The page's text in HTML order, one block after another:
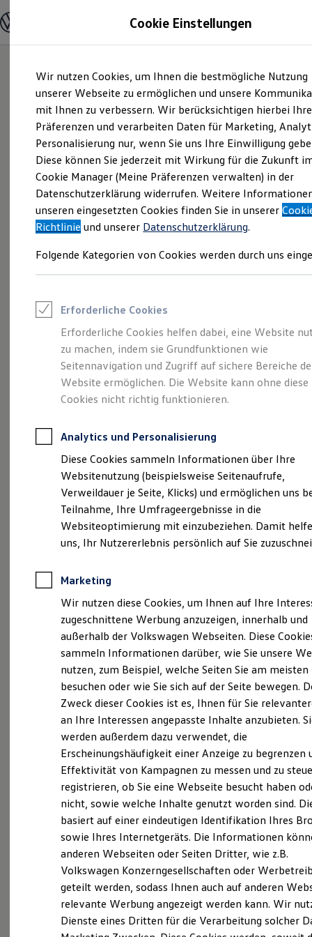
Hauptinhalt
springen
Footer
springen
Modelle und Konfigurator
Modelle vergleichen
Elektroautos
ENERGY Sondermodelle
Nutzfahrzeuge
SUV und CUV
Familienautos
Kombis
Kompaktwagen
Sportwagen
Schnell verfügbare Fahrzeuge
Angebote und Produkte
Aktuelle Angebote
E-Auto-Förderung
Volkswagen Marktplatz
Junge Gebrauchtwagen und Gebrauchtwagen
Saisonangebote
Leasing
Leasing-Angebote
Gebrauchtwagen Leasing
Junge Gebrauchtwagen-Leasing
Elektroauto Leasing
Kleinwagen-Leasing
Leasing ohne Anzahlung
Autokredit mit Schlussrate
Versicherungen und Garantien
Kfz-Versicherung
Restschuldversicherungen
Garantien
Wartungsverträge
Geschäftskunden
Professional Class bei Volkswagen
Großkunden
Behörden
Anpfiff zum Gewinn
Elektroautos
ID. Tutorials
Elektrofahrzeugkonzepte
Reichweite
Reichweite der ID. Modelle
Reichweite im Winter
Laden
Laden unterwegs
Laden Zuhause
Ladezeitensimulator
Batterie
Sicherheit
Garantie und Lebensdauer
Nachhaltigkeit
Technologie
Kosten und Kauf
Verbrauchskosten
Kaufoptionen
E-Auto-Förderung
Software und Konnektivität
Die ID. Software 6
ID. Software Versionen und Updates
Digitale Extras
Schnittstellen zu Ihrem ID.
Ihr Begleiter für Alltag
und Freizeit. Der T-
Cross.
Impressum & Rechtliches)
Probefahrt vereinbaren
Fahrzeugangebot anfordern
Servicetermin buchen
Serviceanfrage stellen
Cookie Einstellungen
Wir nutzen Cookies, um Ihnen die bestmögliche Nutzung
unserer Webseite zu ermöglichen und unsere
mit Ihnen zu verbessern. Wir berücksichtigen hierbei Ihre
Präferenzen und verarbeiten Daten für Marketing,
Personalisierung nur, wenn Sie uns Ihre Einwilligung
Diese können Sie jederzeit mit Wirkung für die Zukunft
Cookie Manager (Meine Präferenzen verwalten) in der
Datenschutzerklärung widerrufen. Weitere
unseren eingesetzten Cookies finden Sie in unserer
Richtlinie und unserer Datenschutzerklärung.
Folgende Kategorien von Cookies werden durch uns
Erforderliche Cookies
Erforderliche Cookies helfen dabei, eine Website
zu machen, indem sie Grundfunktionen wie
Seitennavigation und Zugriff auf sichere Bereiche
Website ermöglichen. Die Website kann ohne diese
Cookies nicht richtig funktionieren.
Analytics und Personalisierung
Diese Cookies sammeln Informationen über Ihre
Websitenutzung (beispielsweise Seitenaufrufe,
Verweildauer je Seite, Klicks) und ermöglichen uns
Teilnahme, Ihre Umfrageergebnisse in die
Websiteoptimierung mit einzubeziehen. Damit
uns, Ihr Nutzererlebnis persönlich auf Sie
Marketing
Wir nutzen diese Cookies, um Ihnen auf Ihre
zugeschnittene Werbung anzuzeigen, innerhalb und
außerhalb der Volkswagen Webseiten. Diese
sammeln Informationen darüber, wie Sie unsere
nutzen, zum Beispiel, welche Seiten Sie am meisten
besuchen oder wie Sie sich auf der Seite bewegen.
Zweck dieser Cookies ist es, Ihnen für Sie
an Ihre Interessen angepasste Inhalte anzubieten.
werden außerdem dazu verwendet, die
Erscheinungshäufigkeit einer Anzeige zu begrenzen
Effektivität von Kampagnen zu messen und zu
registrieren, ob Sie eine Webseite besucht haben
nicht, sowie welche Inhalte genutzt worden sind.
basiert auf einer eindeutigen Identifikation Ihres
sowie Ihres Internetgeräts. Die Informationen
anderen Webseiten oder Seiten Dritter, wie z.B.
Volkswagen Konzerngesellschaften oder
geteilt werden, sodass Ihnen auch auf anderen
relevante Werbung angezeigt werden kann. Wir
Dienste eines Dritten für die Verarbeitung solcher